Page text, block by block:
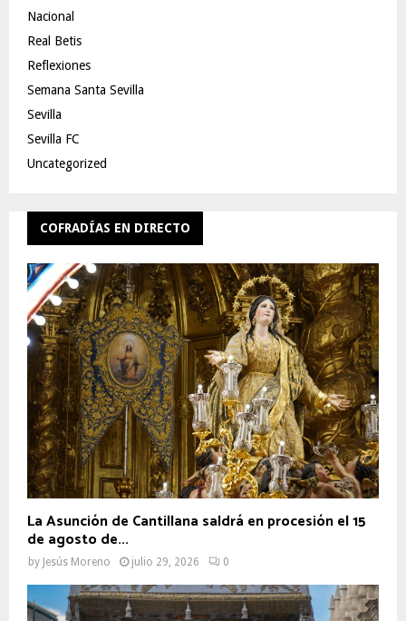
Nacional
Real Betis
Reflexiones
Semana Santa Sevilla
Sevilla
Sevilla FC
Uncategorized
COFRADÍAS EN DIRECTO
La Asunción de Cantillana saldrá en procesión el 15
de agosto de...
by Jesús Moreno julio 29, 2026 0